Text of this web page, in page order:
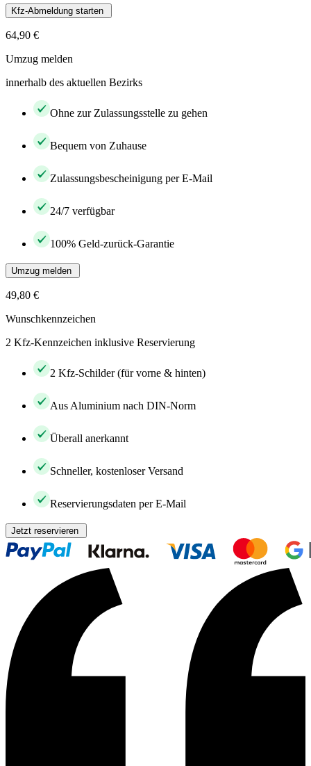
Kfz-Abmeldung starten
64,90 €
Umzug melden
innerhalb des aktuellen Bezirks
Ohne zur Zulassungsstelle zu gehen
Bequem von Zuhause
Zulassungsbescheinigung per E-Mail
24/7 verfügbar
100% Geld-zurück-Garantie
Umzug melden
49,80 €
Wunschkennzeichen
2 Kfz-Kennzeichen inklusive Reservierung
2 Kfz-Schilder (für vorne & hinten)
Aus Aluminium nach DIN-Norm
Überall anerkannt
Schneller, kostenloser Versand
Reservierungsdaten per E-Mail
Jetzt reservieren